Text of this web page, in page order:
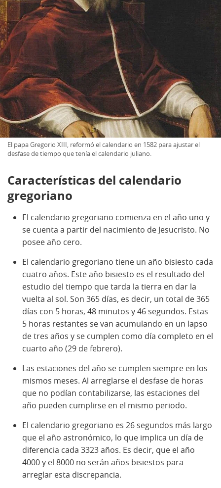
El papa Gregorio XIII, reformó el calendario en 1582 para ajustar el
desfase de tiempo que tenía el calendario juliano.
Características del calendario
gregoriano
El calendario gregoriano comienza en el año uno y
se cuenta a partir del nacimiento de Jesucristo. No
posee año cero.
El calendario gregoriano tiene un año bisiesto cada
cuatro años. Este año bisiesto es el resultado del
estudio del tiempo que tarda la tierra en dar la
vuelta al sol. Son 365 días, es decir, un total de 365
días con 5 horas, 48 minutos y 46 segundos. Estas
5 horas restantes se van acumulando en un lapso
de tres años y se cumplen como día completo en el
cuarto año (29 de febrero).
Las estaciones del año se cumplen siempre en los
mismos meses. Al arreglarse el desfase de horas
que no podían contabilizarse, las estaciones del
año pueden cumplirse en el mismo periodo.
El calendario gregoriano es 26 segundos más largo
que el año astronómico, lo que implica un día de
diferencia cada 3323 años. Es decir, que el año
4000 y el 8000 no serán años bisiestos para
arreglar esta discrepancia.